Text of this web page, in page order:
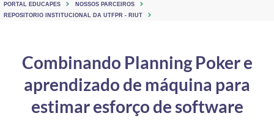
Ministério do Turismo
Controladoria-Geral da União
Ministério da Mulher, da Família e dos Direitos Humanos
PORTAL EDUCAPES
NOSSOS PARCEIROS
REPOSITORIO INSTITUCIONAL DA UTFPR - RIUT
Combinando Planning Poker e
aprendizado de máquina para
estimar esforço de software